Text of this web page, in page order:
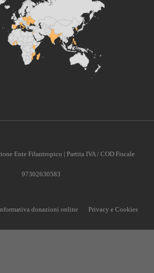
Ente Filantropico | Partita IVA / COD Fiscale
97302630583
donazioni online Privacy e Cookies